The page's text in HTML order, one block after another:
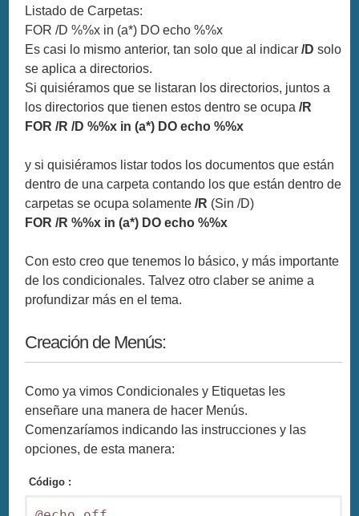
Listado de Carpetas:
FOR /D %%x in (a*) DO echo %%x
Es casi lo mismo anterior, tan solo que al indicar/D solo
se aplica a directorios.
Si quisiéramos que se listaran los directorios, juntos a
los directorios que tienen estos dentro se ocupa /R
FOR /R /D %%x in (a*) DO echo %%x
y si quisiéramos listar todos los documentos que están
dentro de una carpeta contando los que están dentro de
carpetas se ocupa solamente/R (Sin /D)
FOR /R %%x in (a*) DO echo %%x
Con esto creo que tenemos lo básico, y más importante
de los condicionales. Talvez otro claber se anime a
profundizar más en el tema.
Creación de Menús:
Como ya vimos Condicionales y Etiquetas les
enseñare una manera de hacer Menús.
Comenzaríamos indicando las instrucciones y las
opciones, de esta manera:
Código :